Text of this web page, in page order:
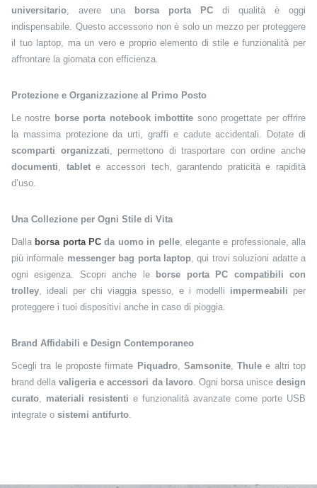
universitario , avere una borsa porta PC di qualità è oggi
indispensabile. Questo accessorio non è solo un mezzo per proteggere
il tuo laptop, ma un vero e proprio elemento di stile e funzionalità per
affrontare la giornata con efficienza.
Protezione e Organizzazione al Primo Posto
Le nostre borse porta notebook imbottite sono progettate per offrire
la massima protezione da urti, graffi e cadute accidentali. Dotate di
scomparti organizzati , permettono di trasportare con ordine anche
documenti
tablete accessori tech, garantendo praticità e rapidità
d’uso.
Una Collezione per Ogni Stile di Vita
Dalla borsa porta PC da uomo in pelle, elegante e professionale, alla
più informale messenger bag porta laptop , qui trovi soluzioni adatte a
ogni esigenza. Scopri anche le borse porta PC compatibili con
trolley , ideali per chi viaggia spesso, e i modelli impermeabili per
proteggere i tuoi dispositivi anche in caso di pioggia.
Brand Affidabili e Design Contemporaneo
Scegli tra le proposte firmate Piquadro, Samsonite,Thule e altri top
brand dellavaligeria e accessori da lavoro. Ogni borsa uniscedesign
curato
materiali resistenti e funzionalità avanzate come porte USB
integrate o sistemi antifurto